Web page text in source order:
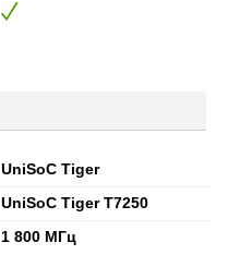
UniSoC Tiger
UniSoC Tiger T7250
1 800 МГц